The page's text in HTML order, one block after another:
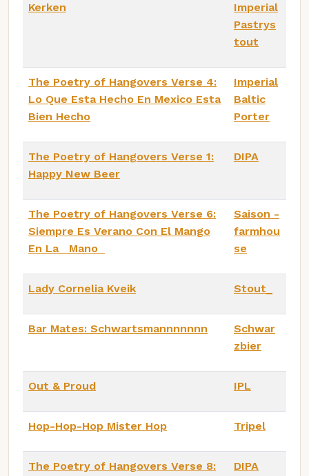
Kerken
Imperial
Pastrys
tout
The Poetry of Hangovers Verse 4:
Lo Que Esta Hecho En Mexico Esta
Bien Hecho
Imperial
Baltic
Porter
The Poetry of Hangovers Verse 1:
Happy New Beer
DIPA
The Poetry of Hangovers Verse 6:
Siempre Es Verano Con El Mango
En La Mano
Saison -
farmhou
se
Lady Cornelia Kveik Stout_
Bar Mates: Schwartsmannnnnnn
Schwar
zbier
Out & Proud IPL
Hop-Hop-Hop Mister Hop Tripel
The Poetry of Hangovers Verse 8:
DIPA